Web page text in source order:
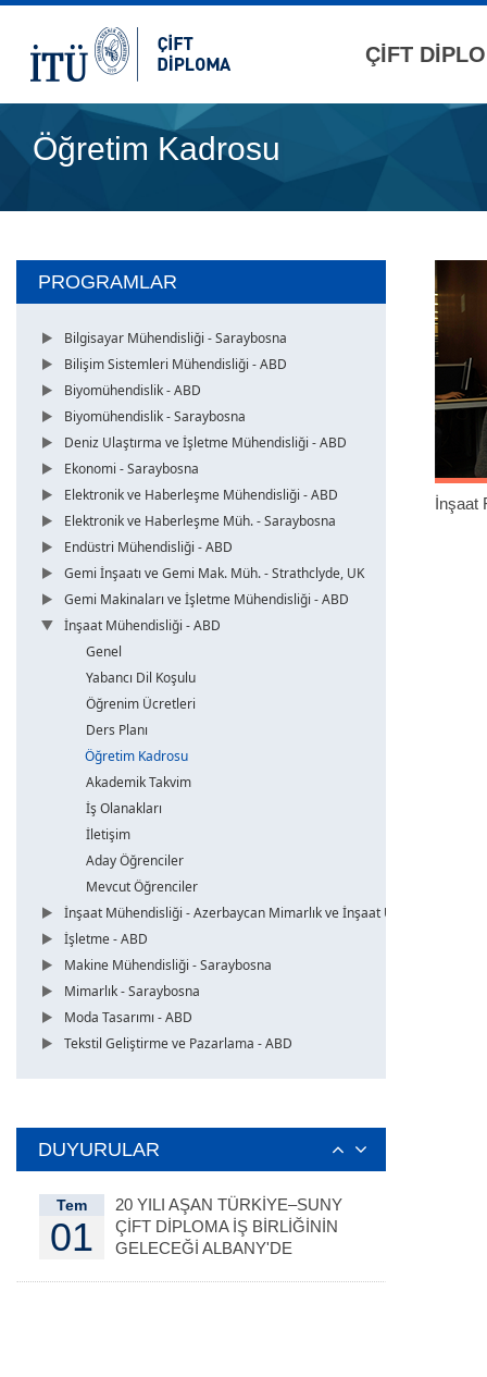
ÇİFT
Öğretim Kadrosu
PROGRAMLAR
Bilgisayar Mühendisliği - Saraybosna
Bilişim Sistemleri Mühendisliği - ABD
Biyomühendislik - ABD
Biyomühendislik - Saraybosna
Deniz Ulaştırma ve İşletme Mühendisliği - ABD
Ekonomi - Saraybosna
Elektronik ve Haberleşme Mühendisliği - ABD
Elektronik ve Haberleşme Müh. - Saraybosna
Endüstri Mühendisliği - ABD
Gemi İnşaatı ve Gemi Mak. Müh. - Strathclyde, UK
Gemi Makinaları ve İşletme Mühendisliği - ABD
İnşaat Mühendisliği - ABD
Genel
Yabancı Dil Koşulu
Öğrenim Ücretleri
Ders Planı
Öğretim Kadrosu
Akademik Takvim
İş Olanakları
İletişim
Aday Öğrenciler
Mevcut Öğrenciler
İnşaat Mühendisliği - Azerbaycan Mimarlık ve İnşaat Üni.
İşletme - ABD
Makine Mühendisliği - Saraybosna
Mimarlık - Saraybosna
Moda Tasarımı - ABD
Tekstil Geliştirme ve Pazarlama - ABD
DUYURULAR
Tem
01
20 YILI AŞAN TÜRKİYE–SUNY
ÇİFT DİPLOMA İŞ BİRLİĞİNİN
GELECEĞİ ALBANY'DE
İnşaat